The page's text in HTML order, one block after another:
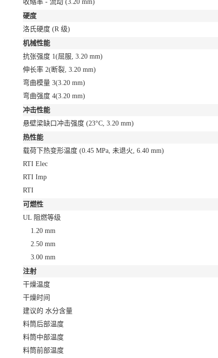
收缩率 - 流动 (3.20 mm)
硬度
洛氏硬度 (R 级)
机械性能
抗张强度 1(屈服, 3.20 mm)
伸长率 2(断裂, 3.20 mm)
弯曲模量 3(3.20 mm)
弯曲强度 4(3.20 mm)
冲击性能
悬壁梁缺口冲击强度 (23°C, 3.20 mm)
热性能
载荷下热变形温度 (0.45 MPa, 未退火, 6.40 mm)
RTI Elec
RTI Imp
RTI
可燃性
UL 阻燃等级
1.20 mm
2.50 mm
3.00 mm
注射
干燥温度
干燥时间
建议的 水分含量
料筒后部温度
料筒中部温度
料筒前部温度